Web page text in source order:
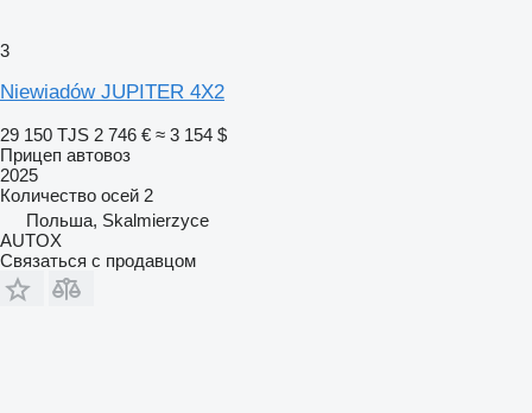
3
Niewiadów JUPITER 4X2
29 150 TJS 2 746 € ≈ 3 154 $
Прицеп автовоз
2025
Количество осей 2
Польша, Skalmierzyce
AUTOX
Связаться с продавцом